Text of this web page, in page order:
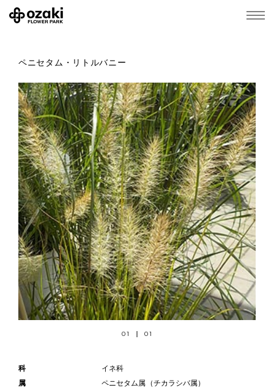
ペニセタム・リトルバニー
01 01
科
イネ科
属
ペニセタム属（チカラシバ属）